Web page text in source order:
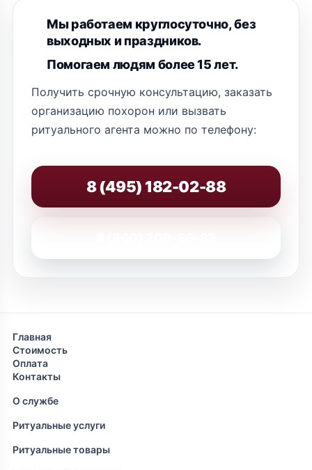
Мы работаем круглосуточно, без
выходных и праздников.
Помогаем людям более 15 лет.
Получить срочную консультацию, заказать
организацию похорон или вызвать
ритуального агента можно по телефону:
8 (495) 182-02-88
Главная
Стоимость
Оплата
Контакты
О службе
Ритуальные услуги
Ритуальные товары